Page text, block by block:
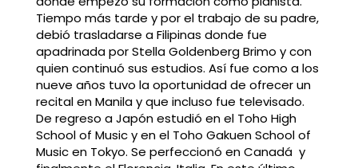
Tiempo más tarde y por el trabajo de su padre,
debió trasladarse a Filipinas donde fue
apadrinada por Stella Goldenberg Brimo y con
quien continuó sus estudios. Así fue como a los
nueve años tuvo la oportunidad de ofrecer un
recital en Manila y que incluso fue televisado.
De regreso a Japón estudió en el Toho High
School of Music y en el Toho Gakuen School of
Music en Tokyo. Se perfeccionó en Canadá y